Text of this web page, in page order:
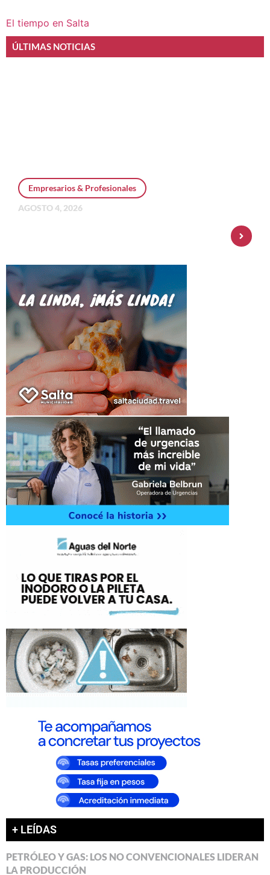
El tiempo en Salta
ÚLTIMAS NOTICIAS
Empresarios & Profesionales
AGOSTO 4, 2026
+ LEÍDAS
PETRÓLEO Y GAS: LOS NO CONVENCIONALES LIDERAN
LA PRODUCCIÓN